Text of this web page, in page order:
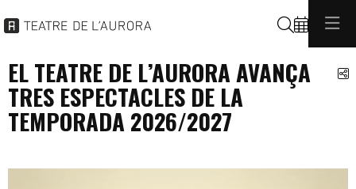
Cerca
EL TEATRE DE L’AURORA AVANÇA
TRES ESPECTACLES DE LA
TEMPORADA 2026/2027